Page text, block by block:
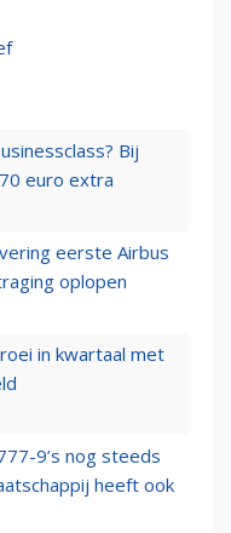
Bij
euro extra
eerste Airbus
oplopen
in kwartaal met
9’s nog steeds
heeft ook